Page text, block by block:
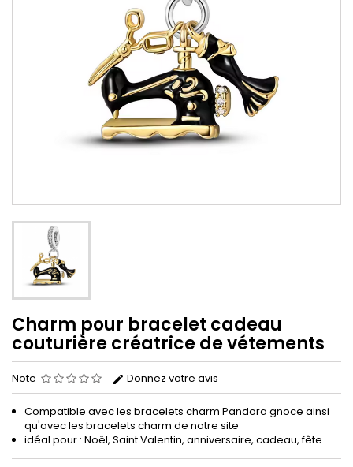
Charm pour bracelet cadeau
couturière créatrice de vétements
Note Donnez votre avis
Compatible avec les bracelets charm Pandora gnoce ainsi
qu'avec les bracelets charm de notre site
idéal pour : Noël, Saint Valentin, anniversaire, cadeau, fête